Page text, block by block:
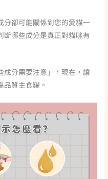
分卻可能關係到您的愛貓一
斷哪些成分是真正對貓咪有
成分需要注意」，現在，讓
質主食罐。